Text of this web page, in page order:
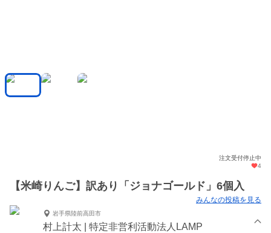
注文受付停止中
4
【米崎りんご】訳あり「ジョナゴールド」6個入
みんなの投稿を見る
岩手県陸前高田市
村上計太 | 特定非営利活動法人LAMP